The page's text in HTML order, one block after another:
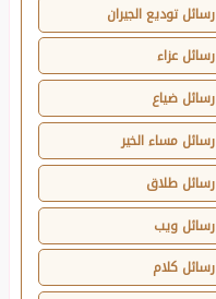
رسائل توديع الجيران
رسائل عزاء
رسائل ضياع
رسائل مساء الخير
رسائل طلاق
رسائل ويب
رسائل كلام